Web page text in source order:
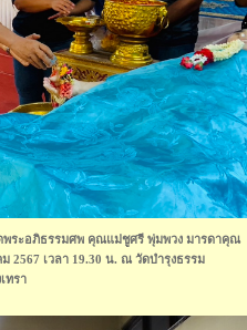
พระอภิธรรมศพ คุณแม่ชูศรี พุ่มพวง มารดาคุณ
2567 เวลา 19.30 น. ณ วัดบำรุงธรรม
ทรา